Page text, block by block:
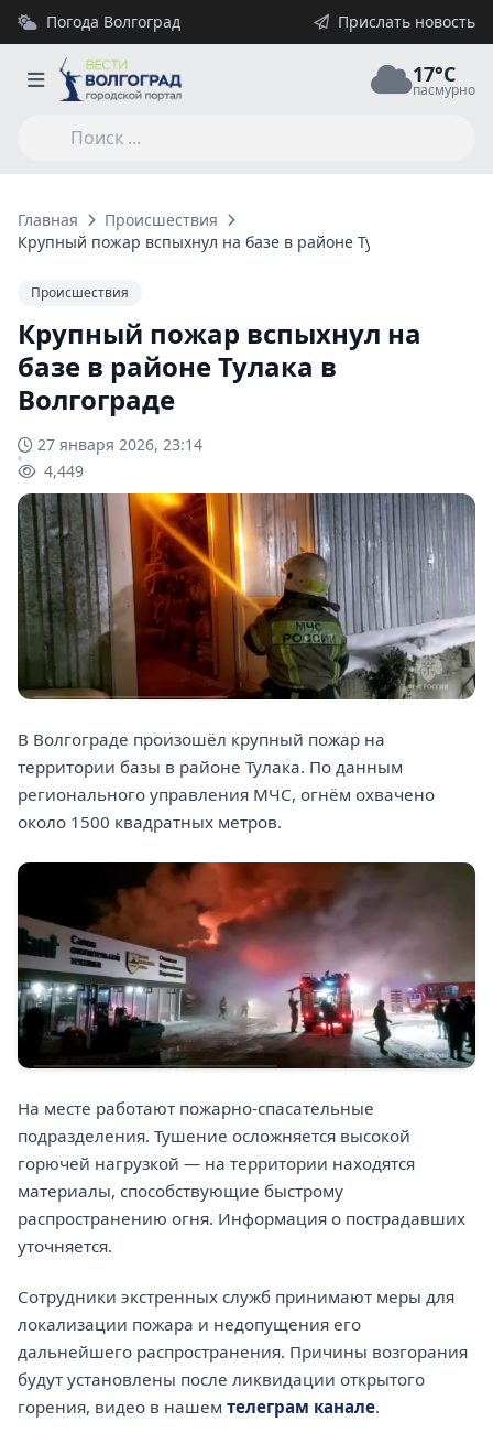
Погода Волгоград Прислать новость
17°C
пасмурно
Главная
Происшествия
Крупный пожар вспыхнул на базе в районе Тулака в
Происшествия
Крупный пожар вспыхнул на
базе в районе Тулака в
Волгограде
27 января 2026, 23:14
4,449
В Волгограде произошёл крупный пожар на
территории базы в районе Тулака. По данным
регионального управления МЧС, огнём охвачено
около 1500 квадратных метров.
На месте работают пожарно-спасательные
подразделения. Тушение осложняется высокой
горючей нагрузкой — на территории находятся
материалы, способствующие быстрому
распространению огня. Информация о пострадавших
уточняется.
Сотрудники экстренных служб принимают меры для
локализации пожара и недопущения его
дальнейшего распространения. Причины возгорания
будут установлены после ликвидации открытого
горения, видео в нашем телеграм канале.